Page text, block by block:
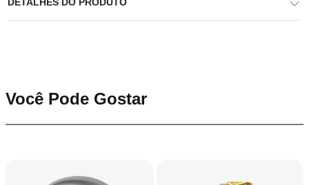
Você Pode Gostar